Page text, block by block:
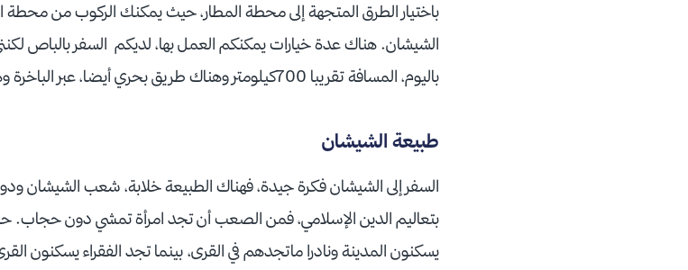
باختيار الطرق المتجهة إلى محطة المطار، حيث يمكنك الركوب من محطة
الشيشان. هناك عدة خيارات يمكنكم العمل بها، لديكم السفر بالباص
باليوم، المسافة تقريبا 700كيلومتر وهناك طريق بحري أيضا، عبر الباخرة وهو ممتع جدا تطلق الباخرة في صباح كل يوم.
طبيعة الشيشان
السفر إلى الشيشان فكرة جيدة، فهناك الطبيعة خلابة، شعب الشيشان
بتعاليم الدين الإسلامي، فمن الصعب أن تجد امرأة تمشي دون حجاب.
يسكنون المدينة ونادرا ماتجدهم في القرى، بينما تجد الفقراء يسكنون